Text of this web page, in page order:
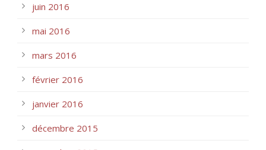
juin 2016
mai 2016
mars 2016
février 2016
janvier 2016
décembre 2015